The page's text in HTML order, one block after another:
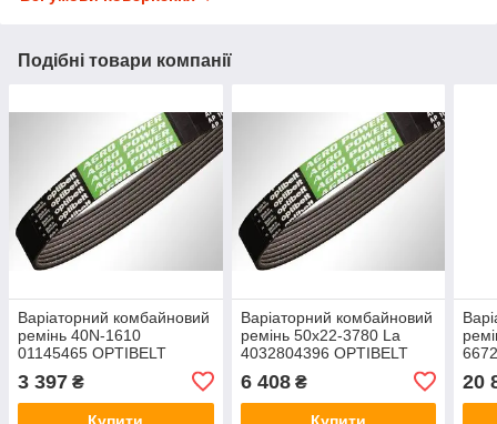
Подібні товари компанії
Варіаторний комбайновий
ремінь 40N-1610
01145465 OPTIBELT
3 397 ₴
Варіаторний комбайновий
ремінь 50x22-3780 La
4032804396 OPTIBELT
6 408₴ 20